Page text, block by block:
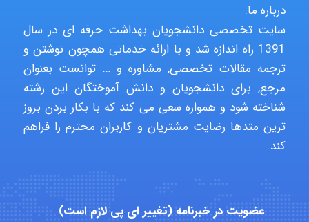
aghajari vahid
Poubakhtiari
Alirez0990
درباره ما:
سایت تخصصی دانشجویان بهداشت حرفه ای در سال
1391 راه اندازه شد و با ارائه خدماتی همچون نوشتن و
ترجمه مقالات تخصصی, مشاوره و … توانست بعنوان
مرجع, برای دانشجویان و دانش آموختگان این رشته
شناخته شود و همواره سعی می کند که با بکار بردن بروز
ترین متدها رضایت مشتریان و کاربران محترم را فراهم
کند.
عضویت در خبرنامه (تغییر ای پی لازم است)